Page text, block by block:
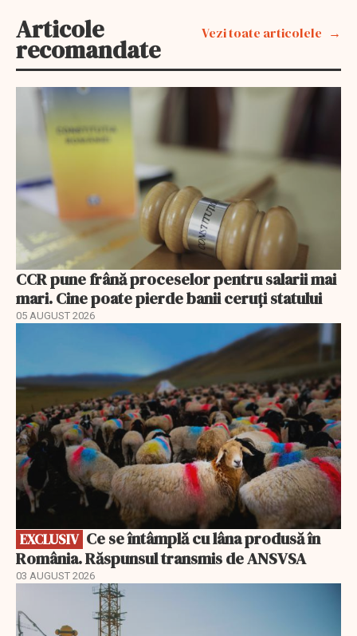
Articole
recomandate
Vezi toate articolele
CCR pune frână proceselor pentru salarii mai
mari. Cine poate pierde banii ceruți statului
05 AUGUST 2026
EXCLUSIV
România. Răspunsul transmis de ANSVSA
03 AUGUST 2026